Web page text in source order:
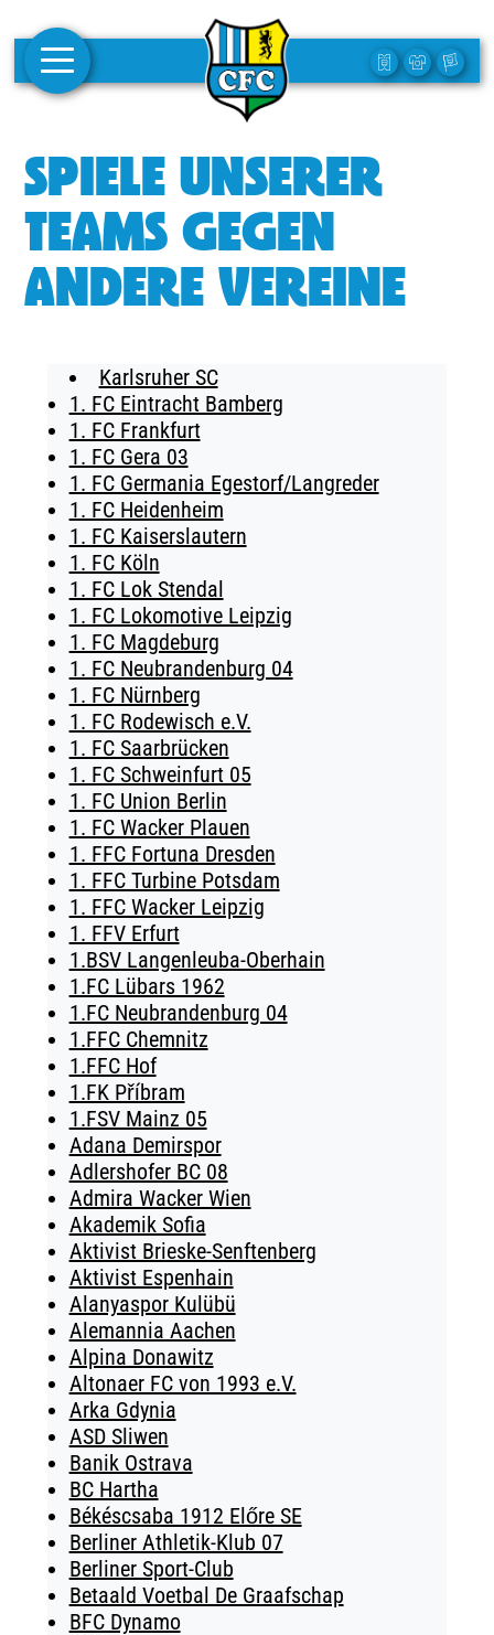
1. MANNSCHAFT
FRAUEN
CAMPUS
CLUBMITGLIEDSCHAFT
BUSINESS
SÜDKURVE
TICKETING
SPIELE UNSERER
TEAMS GEGEN
ANDERE VEREINE
Karlsruher SC
1. FC Eintracht Bamberg
1. FC Frankfurt
1. FC Gera 03
1. FC Germania Egestorf/Langreder
1. FC Heidenheim
1. FC Kaiserslautern
1. FC Köln
1. FC Lok Stendal
1. FC Lokomotive Leipzig
1. FC Magdeburg
1. FC Neubrandenburg 04
1. FC Nürnberg
1. FC Rodewisch e.V.
1. FC Saarbrücken
1. FC Schweinfurt 05
1. FC Union Berlin
1. FC Wacker Plauen
1. FFC Fortuna Dresden
1. FFC Turbine Potsdam
1. FFC Wacker Leipzig
1. FFV Erfurt
1.BSV Langenleuba-Oberhain
1.FC Lübars 1962
1.FC Neubrandenburg 04
1.FFC Chemnitz
1.FFC Hof
1.FK Příbram
1.FSV Mainz 05
Adana Demirspor
Adlershofer BC 08
Admira Wacker Wien
Akademik Sofia
Aktivist Brieske-Senftenberg
Aktivist Espenhain
Alanyaspor Kulübü
Alemannia Aachen
Alpina Donawitz
Altonaer FC von 1993 e.V.
Arka Gdynia
ASD Sliwen
Banik Ostrava
BC Hartha
Békéscsaba 1912 Előre SE
Berliner Athletik-Klub 07
Berliner Sport-Club
Betaald Voetbal De Graafschap
BFC Dynamo